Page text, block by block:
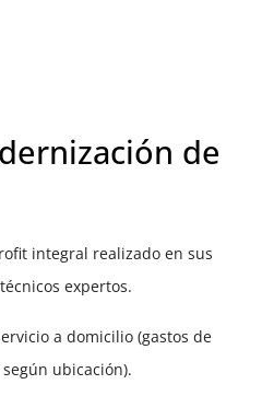
de
integral realizado en sus
expertos.
a domicilio (gastos de
ubicación).